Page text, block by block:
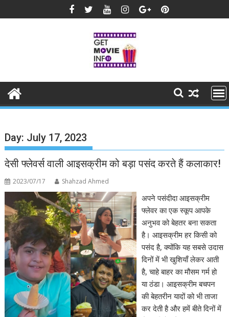
to
Day: July 17, 2023
देसी फ्लेवर्स वाली आइसक्रीम को बड़ा पसंद करते हैं कलाकार!
2023/07/17 Shahzad Ahmed
अपने पसंदीदा आइसक्रीम
फ्लेवर का एक स्कूप आपके
अनुभव को बेहतर बना सकता
है। आइसक्रीम हर किसी को
पसंद है, क्योंकि यह सबसे उदास
दिनों में भी खुशियाँ लेकर आती
है, चाहे बाहर का मौसम गर्म हो
या ठंडा। आइसक्रीम बचपन
की बेहतरीन यादों को भी ताजा
कर देती है और हमें बीते दिनों में